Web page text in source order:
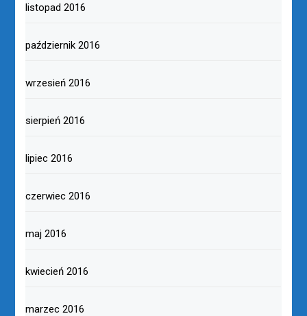
listopad 2016
październik 2016
wrzesień 2016
sierpień 2016
lipiec 2016
czerwiec 2016
maj 2016
kwiecień 2016
marzec 2016